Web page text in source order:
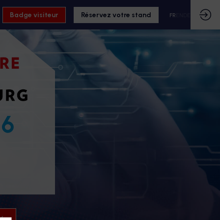
Badge visiteur Réservez votre stand FR